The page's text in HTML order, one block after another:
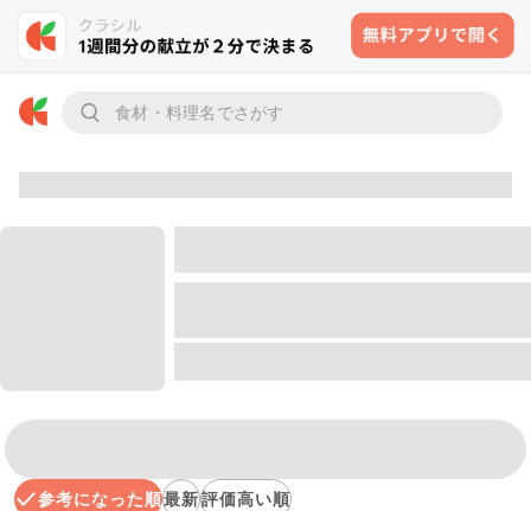
参考になった順最新評価高い順